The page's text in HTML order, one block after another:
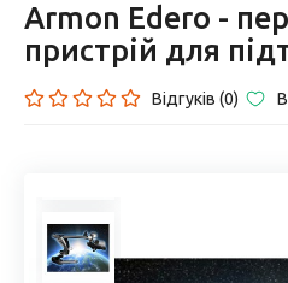
Armon Edero -
пристрій для
Відгуків (0)